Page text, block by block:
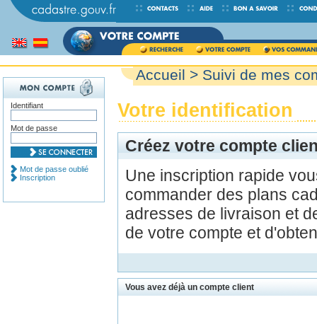
Accueil > Suivi de mes
Votre identification
Créez votre compte
Une inscription rapide
commander des plans
adresses de livraison et
de votre compte et
Vous avez déjà un compte client
Identifiant
Mot de passe
Mot de passe oublié
Inscription